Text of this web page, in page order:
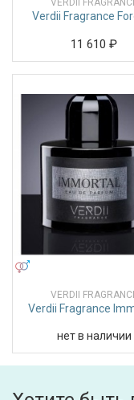
VERDII
Verdii Fragrance
11 610 ₽
VERDII
Verdii Fragrance
нет в наличии